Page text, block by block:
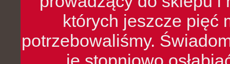
których jeszcze pięć
potrzebowaliśmy.